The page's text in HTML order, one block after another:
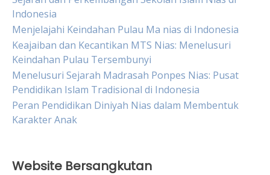
Indonesia
Menjelajahi Keindahan Pulau Ma nias di Indonesia
Keajaiban dan Kecantikan MTS Nias: Menelusuri
Keindahan Pulau Tersembunyi
Menelusuri Sejarah Madrasah Ponpes Nias: Pusat
Pendidikan Islam Tradisional di Indonesia
Peran Pendidikan Diniyah Nias dalam Membentuk
Karakter Anak
Website Bersangkutan